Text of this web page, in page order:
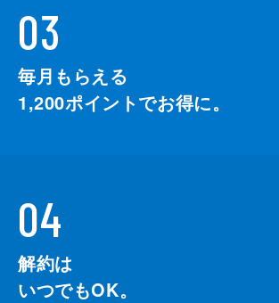
03
毎月もらえる
1,200ポイントでお得に。
04
解約は
いつでもOK。